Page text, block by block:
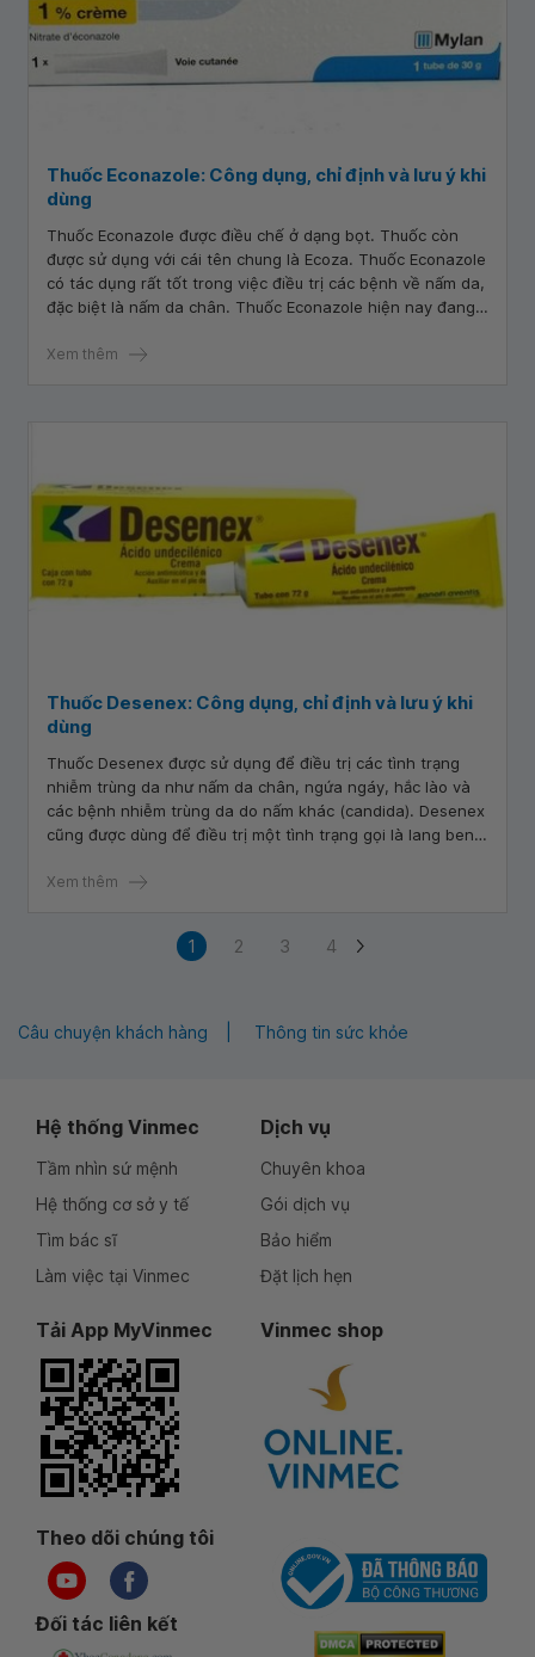
Thuốc Econazole: Công dụng, chỉ định và lưu ý khi
dùng
Thuốc Econazole được điều chế ở dạng bọt. Thuốc còn
được sử dụng với cái tên chung là Ecoza. Thuốc Econazole
có tác dụng rất tốt trong việc điều trị các bệnh về nấm da,
đặc biệt là nấm da chân. Thuốc Econazole hiện nay đang
trước khi sử dụng bất kỳ loại thuốc đều cần sự đồng ý của
Xem thêm
Thuốc Desenex: Công dụng, chỉ định và lưu ý khi
dùng
Thuốc Desenex được sử dụng để điều trị các tình trạng
nhiễm trùng da như nấm da chân, ngứa ngáy, hắc lào và
các bệnh nhiễm trùng da do nấm khác (candida). Desenex
cũng được dùng để điều trị một tình trạng gọi là lang ben,
ở cổ, ngực, cánh tay, hay chân. Miconazole là một loại
chặn sự phát triển của nấm.
Xem thêm
1 2 3 4
Câu chuyện khách hàng Thông tin sức khỏe
Hệ thống Vinmec
Tầm nhìn sứ mệnh
Hệ thống cơ sở y tế
Tìm bác sĩ
Làm việc tại Vinmec
Dịch vụ
Chuyên khoa
Gói dịch vụ
Bảo hiểm
Đặt lịch hẹn
Tải App MyVinmec Vinmec shop
Theo dõi chúng tôi
Đối tác liên kết